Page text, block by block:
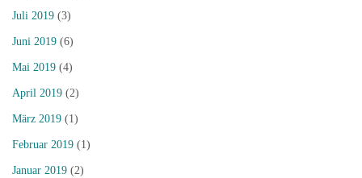
Juli 2019 (3)
Juni 2019 (6)
Mai 2019 (4)
April 2019 (2)
März 2019 (1)
Februar 2019 (1)
Januar 2019 (2)